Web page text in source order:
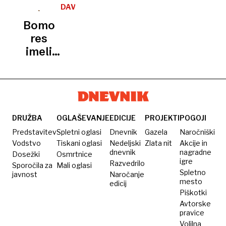
sporočilo
javnosti
zakonu:
Argumenti
o večji
porabi
Večina
DAVKI
Bomo
res
imeli
neto
DRUŽBA
Predstavitev
Vodstvo
Dosežki
Sporočila za
javnost
OGLAŠEVANJE
Spletni oglasi
Tiskani oglasi
Osmrtnice
Mali oglasi
EDICIJE
Dnevnik
Nedeljski
dnevnik
Razvedrilo
Naročanje
edicij
PROJEKTI
Gazela
Zlata nit
POGOJI
Naročniški
Akcije in
nagradne
igre
Spletno
mesto
Piškotki
Avtorske
pravice
Volilna